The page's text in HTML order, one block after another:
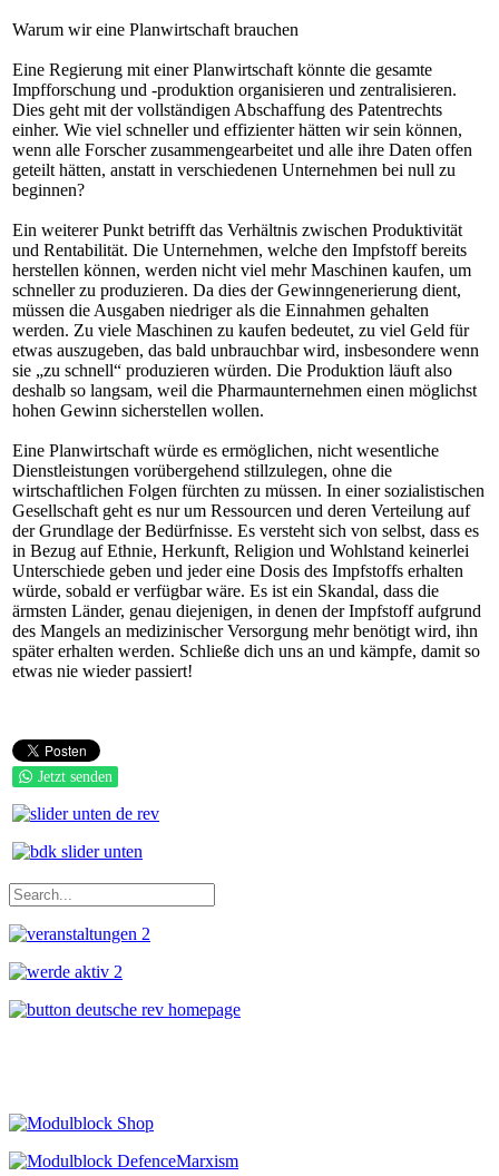
Warum wir eine Planwirtschaft brauchen
Eine Regierung mit einer Planwirtschaft könnte die gesamte
Impfforschung und -produktion organisieren und zentralisieren.
Dies geht mit der vollständigen Abschaffung des Patentrechts
einher. Wie viel schneller und effizienter hätten wir sein können,
wenn alle Forscher zusammengearbeitet und alle ihre Daten offen
geteilt hätten, anstatt in verschiedenen Unternehmen bei null zu
beginnen?
Ein weiterer Punkt betrifft das Verhältnis zwischen Produktivität
und Rentabilität. Die Unternehmen, welche den Impfstoff bereits
herstellen können, werden nicht viel mehr Maschinen kaufen, um
schneller zu produzieren. Da dies der Gewinngenerierung dient,
müssen die Ausgaben niedriger als die Einnahmen gehalten
werden. Zu viele Maschinen zu kaufen bedeutet, zu viel Geld für
etwas auszugeben, das bald unbrauchbar wird, insbesondere wenn
sie „zu schnell“ produzieren würden. Die Produktion läuft also
deshalb so langsam, weil die Pharmaunternehmen einen möglichst
hohen Gewinn sicherstellen wollen.
Eine Planwirtschaft würde es ermöglichen, nicht wesentliche
Dienstleistungen vorübergehend stillzulegen, ohne die
wirtschaftlichen Folgen fürchten zu müssen. In einer sozialistischen
Gesellschaft geht es nur um Ressourcen und deren Verteilung auf
der Grundlage der Bedürfnisse. Es versteht sich von selbst, dass es
in Bezug auf Ethnie, Herkunft, Religion und Wohlstand keinerlei
Unterschiede geben und jeder eine Dosis des Impfstoffs erhalten
würde, sobald er verfügbar wäre. Es ist ein Skandal, dass die
ärmsten Länder, genau diejenigen, in denen der Impfstoff aufgrund
des Mangels an medizinischer Versorgung mehr benötigt wird, ihn
später erhalten werden. Schließe dich uns an und kämpfe, damit so
etwas nie wieder passiert!
Jetzt senden